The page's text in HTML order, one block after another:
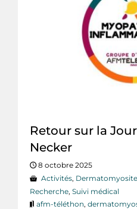
Retour sur la
Necker
8 octobre 2025
Activités,
Recherche, Suivi médical
afm-téléthon,